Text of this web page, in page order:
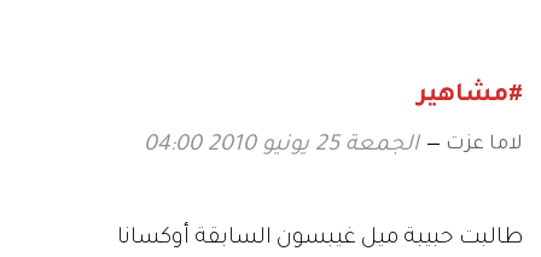
#مشاهير
لاما عزت الجمعة 25 يونيو 2010 04:00
طالبت حبيبة ميل غيبسون السابقة أوكسانا